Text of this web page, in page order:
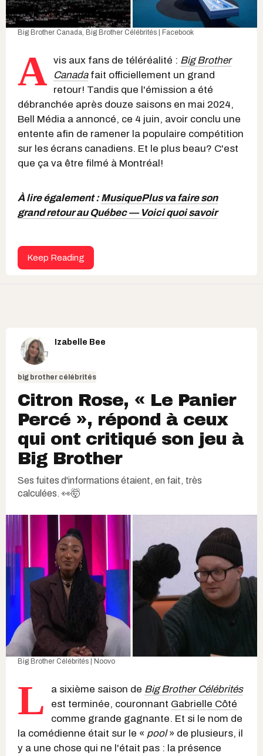
Big Brother Canada Big Brother Célébrités | Facebook
A vis aux fans de téléréalité : Big Brother
Canadafait officiellement un grand
retour! Tandis que l'émission a été
débranchée après douze saisons en mai 2024,
Bell Média a annoncé, ce 4 juin, avoir conclu une
entente afin de ramener la populaire compétition
sur les écrans canadiens. Et le plus beau? C'est
que ça va être filmé à Montréal!
À lire également :MusiquePlus va faire son
grand retour au Québec — Voici quoi savoir
Keep Reading
Izabelle Bee
big brother célébrités
Citron Rose, « Le Panier
Percé », répond à ceux
qui ont critiqué son jeu à
Big Brother
Ses fuites d'informations étaient, en fait, très
calculées. 👀🤯
Big Brother Célébrités | Noovo
L a sixième saison de Big Brother Célébrités
est terminée, couronnant Gabrielle Côté
comme grande gagnante. Et si le nom de
la comédienne était sur le « pool» de plusieurs, il
y a une chose qui ne l'était pas : la présence